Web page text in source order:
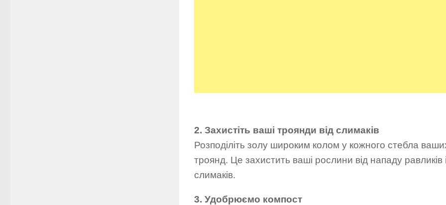
2. Захистіть ваші троянди від слимаків
Розподіліть золу широким колом у кожного стебла
троянд. Це захистить ваші рослини від нападу равликів
слимаків.
3. Удобрюємо компост